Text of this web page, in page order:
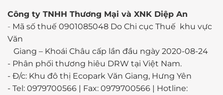
Công ty TNHH Thương Mại và XNK Diệp An
- Mã số thuế 0901085048 Do Chi cục Thuế khu vực
Văn
Giang – Khoái Châu cấp lần đầu ngày 2020-08-24
- Phân phối thương hiêu DRW tại Việt Nam.
- Đ/c: Khu đô thị Ecopark Văn Giang, Hưng Yên
- Tel: 0979700566 | Fax: 0979700566 | Hotline: